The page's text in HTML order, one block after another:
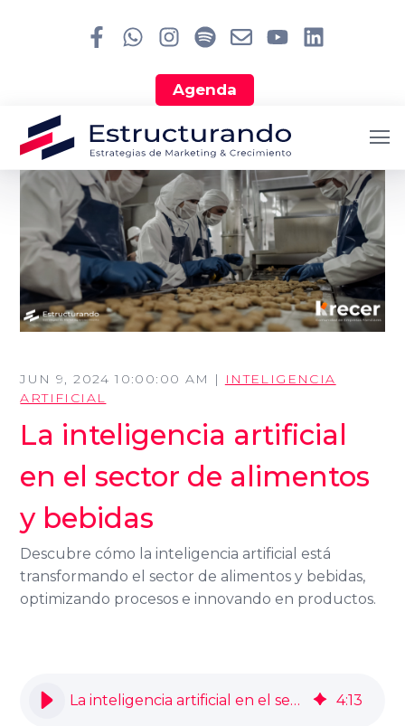
Agenda
Search
JUN 9, 2024 10:00:00 AM |
INTELIGENCIA
ARTIFICIAL
La inteligencia artificial
en el sector de alimentos
y bebidas
Descubre cómo la inteligencia artificial está
transformando el sector de alimentos y bebidas,
optimizando procesos e innovando en productos.
La inteligencia artificial en el sector de alimentos y bebidas 4:13